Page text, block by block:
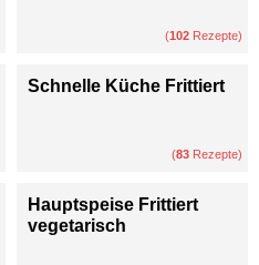
(102 Rezepte)
Schnelle Küche Frittiert
(83 Rezepte)
Hauptspeise Frittiert
vegetarisch